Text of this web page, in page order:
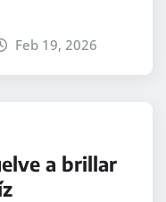
Feb 19, 2026
a brillar